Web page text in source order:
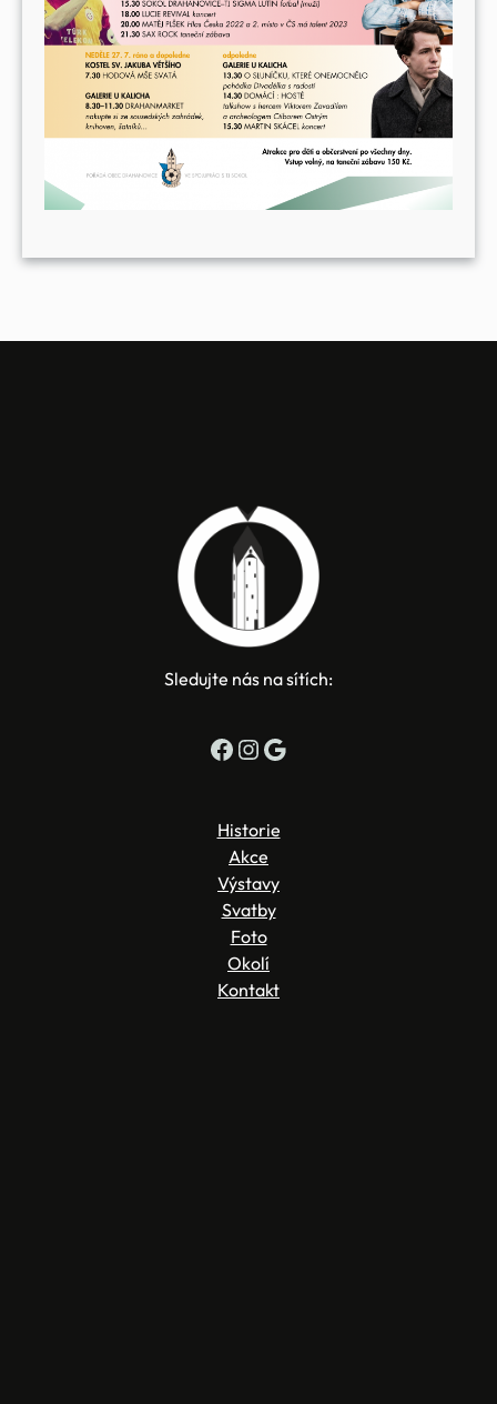
Sledujte nás na sítích:
Facebook Instagram Google
Historie
Akce
Výstavy
Svatby
Foto
Okolí
Kontakt